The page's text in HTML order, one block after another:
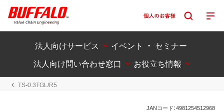
法人向けサービス
イベント ・ セミナー
法人向け問い合わせ窓口
お役立ち情報
TS-0.3TGL/R5
JANコード：4981254512968